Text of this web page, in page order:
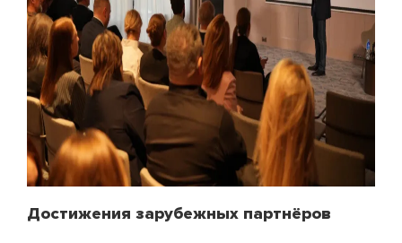
Достижения зарубежных партнёров